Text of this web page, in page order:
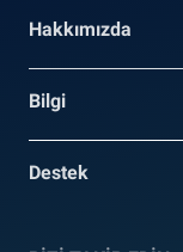
Hakkımızda
Bilgi
Destek